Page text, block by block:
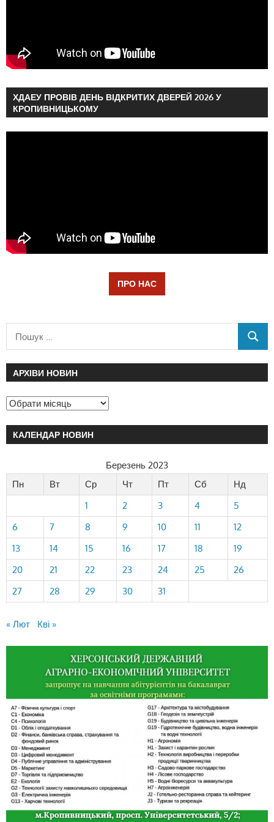
ХДАЕУ ПРОВІВ ДЕНЬ ВІДКРИТИХ ДВЕРЕЙ 2026 У
КРОПИВНИЦЬКОМУ
ПРО НАС
АРХІВИ НОВИН
КАЛЕНДАР НОВИН
Березень 2023
Пн
Вт Ср Чт Пт Сб
Нд
1
2 3 4
5
6
7 8 9 10 11
12
13
14 15 16 17 18
19
20
21 22 23 24 25
26
27
28 29 30 31
« Лют Кві »